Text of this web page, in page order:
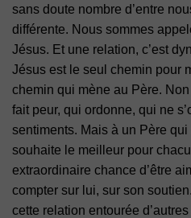
sans doute nombre d’entre
différente. Nous sommes
Jésus. Et une relation, c’est
Jésus est le seul chemin pour
chemin qui mène au Père.
fait peur, qui ordonne, qui ne
sentiments. Mais à un Père
souhaite le meilleur pour
extraordinaire chance d’être
compter sur lui, sur son
cette relation entourée